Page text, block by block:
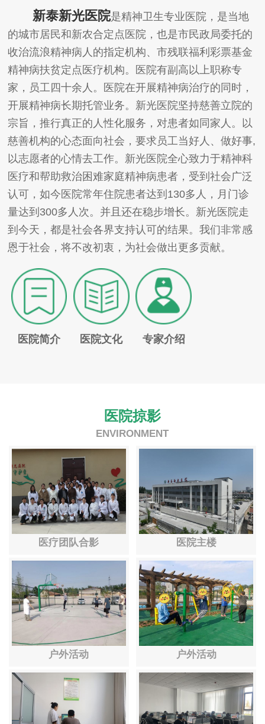
新泰新光医院是精神卫生专业医院，是当地
的城市居民和新农合定点医院，也是市民政局委托的
收治流浪精神病人的指定机构、市残联福利彩票基金
精神病扶贫定点医疗机构。医院有副高以上职称专
家，员工四十余人。医院在开展精神病治疗的同时，
开展精神病长期托管业务。新光医院坚持慈善立院的
宗旨，推行真正的人性化服务，对患者如同家人。以
慈善机构的心态面向社会，要求员工当好人、做好事,
以志愿者的心情去工作。新光医院全心致力于精神科
医疗和帮助救治困难家庭精神病患者，受到社会广泛
认可，如今医院常年住院患者达到130多人，月门诊
量达到300多人次。并且还在稳步增长。新光医院走
到今天，都是社会各界支持认可的结果。我们非常感
恩于社会，将不改初衷，为社会做出更多贡献。
医院简介 医院文化 专家介绍
医院掠影
ENVIRONMENT
医疗团队合影 医院主楼
户外活动 户外活动